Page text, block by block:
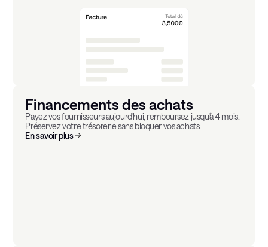
Financements des achats
Payez vos fournisseurs aujourd'hui, remboursez jusqu'à 4 mois.
Préservez votre trésorerie sans bloquer vos achats.
En savoir plus